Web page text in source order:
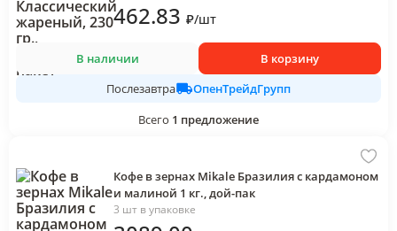
462.83 ₽/шт
В наличии
В корзину
Послезавтра
ОпенТрейдГрупп
Всего 1 предложение
Кофе в зернах Mikale Бразилия с кардамоном
и малиной 1 кг., дой-пак
3 шт в упаковке